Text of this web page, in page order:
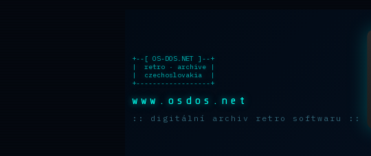
+--[ OS-DOS.NET ]--+
|  retro · archive |
|  czechoslovakia  |
+------------------+
www.osdos.net
:: digitální archiv retro softwaru ::